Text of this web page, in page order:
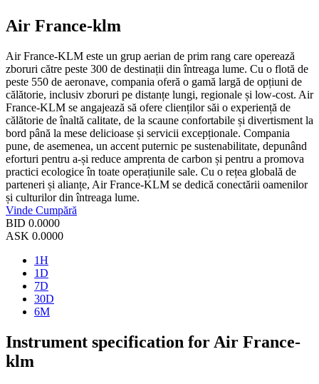
Air France-klm
Air France-KLM este un grup aerian de prim rang care operează
zboruri către peste 300 de destinații din întreaga lume. Cu o flotă de
peste 550 de aeronave, compania oferă o gamă largă de opțiuni de
călătorie, inclusiv zboruri pe distanțe lungi, regionale și low-cost. Air
France-KLM se angajează să ofere clienților săi o experiență de
călătorie de înaltă calitate, de la scaune confortabile și divertisment la
bord până la mese delicioase și servicii excepționale. Compania
pune, de asemenea, un accent puternic pe sustenabilitate, depunând
eforturi pentru a-și reduce amprenta de carbon și pentru a promova
practici ecologice în toate operațiunile sale. Cu o rețea globală de
parteneri și alianțe, Air France-KLM se dedică conectării oamenilor
și culturilor din întreaga lume.
Vinde Cumpără
BID 0.0000
ASK 0.0000
1H
1D
7D
30D
6M
Instrument specification for Air France-
klm